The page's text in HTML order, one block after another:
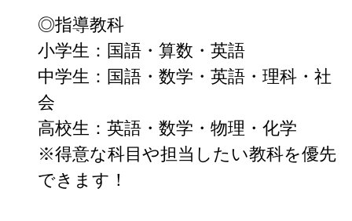
◎指導教科
小学生：国語・算数・英語
中学生：国語・数学・英語・理科・社
会
高校生：英語・数学・物理・化学
※得意な科目や担当したい教科を優先
できます！